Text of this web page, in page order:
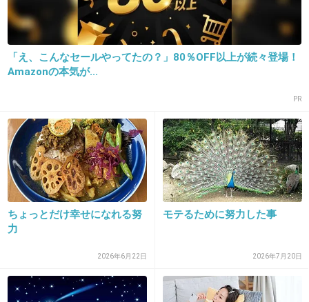
つらかった分、今はすべての人やものに感謝の
気持ちです。
努力している人が、どうかできるだけ報われま
すように、祈ってます。
17. 匿名2014/01/05(日) 11:22:40
114
確かに最近のガルちゃんって宗教みたいで怖い
よね。
吉松育美さんのトピなんて
「待ってました！」「応援してます！」
「え、こんなセールやってたの？」80％OFF以上が続々登場！
Amazonの本気が...
PR
ちょっとだけ幸せになれる努
力
2026年6月22日
モテるために努力した事
2026年7月20日